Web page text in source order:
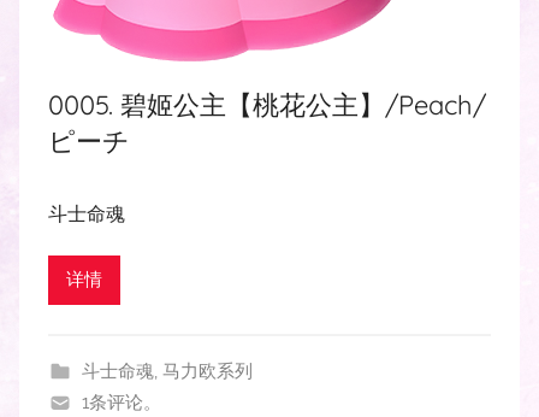
0005. 碧姬公主【桃花公主】/Peach/
ピーチ
斗士命魂
详情
斗士命魂, 马力欧系列
1条评论。